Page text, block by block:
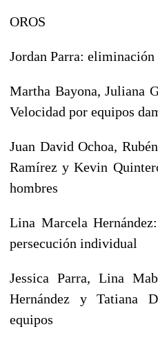
OROS
Jordan Parra: eliminación
Martha Bayona, Juliana
Velocidad por equipos
Juan David Ochoa,
Ramírez y Kevin
hombres
Lina Marcela
persecución individual
Jessica Parra, Lina
Hernández y Tatiana
equipos